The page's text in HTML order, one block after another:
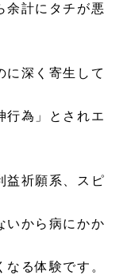
余計にタチが悪
に深く寄生して
行為」とされエ
益祈願系、スピ
いから病にかか
る体験です。